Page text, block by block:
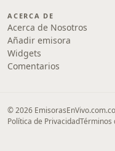
ACERCA DE
Acerca de Nosotros
Añadir emisora
Widgets
Comentarios
© 2026
Política de PrivacidadTérminos